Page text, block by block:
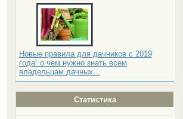
Новые правила для дачников с 2019
года: о чем нужно знать всем
владельцам дачных...
Статистика